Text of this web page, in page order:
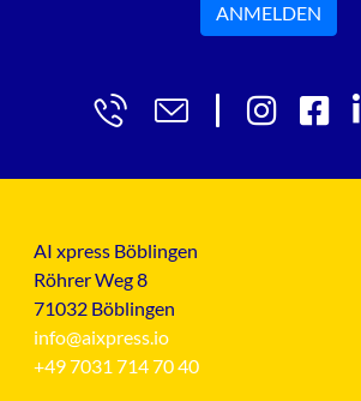
ANMELDEN
AI xpress Böblingen
Röhrer Weg 8
71032 Böblingen
info@aixpress.io
+49 7031 714 70 40